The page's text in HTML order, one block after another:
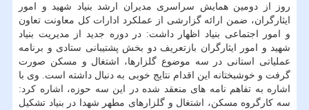
روز از دومین همایش سراسری مدیران ارشد بنیاد شهید و امور
ایثارگران، ضمن ارائه گزارشی از عملکرد ادارات کل معاونت تعاون
و امور اجتماعی بنیاد اظهار داشت: در دوره جدید از مدیریت بنیاد
شهید و امور ایثارگران بازتعریف دو بخش پشتیبانی ستادی و برنامه
عملیاتی استانی در سه موضوع گلزارها، اشتغال و مسکن صورت
گرفت و خوشبختانه این اقدام نتایج خوبی به دنبال داشته است. وی با
اشاره به تفاهم نامه های منعقد شده در این سه حوزه، اشاره کرد:
سه کارگروه مسکن، اشتغال و گلزارهای مطهر شهدا در بنیاد تشکیل